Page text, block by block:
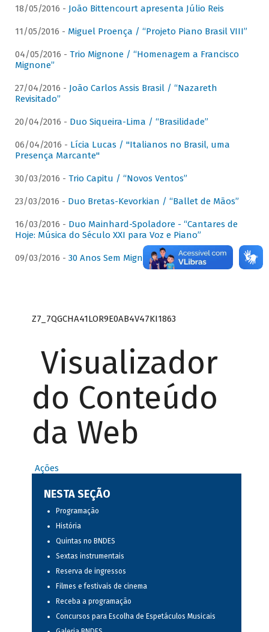
18/05/2016 - João Bittencourt apresenta Júlio Reis
11/05/2016 - Miguel Proença / “Projeto Piano Brasil VIII”
04/05/2016 - Trio Mignone / “Homenagem a Francisco
Mignone”
27/04/2016 - João Carlos Assis Brasil / “Nazareth
Revisitado”
20/04/2016 - Duo Siqueira-Lima / “Brasilidade”
06/04/2016 - Lícia Lucas / "Italianos no Brasil, uma
Presença Marcante"
30/03/2016 - Trio Capitu / “Novos Ventos”
23/03/2016 - Duo Bretas-Kevorkian / “Ballet de Mãos”
16/03/2016 - Duo Mainhard-Spoladore - “Cantares de
Hoje: Música do Século XXI para Voz e Piano”
09/03/2016 - 30 Anos Sem Mignone
Z7_7QGCHA41LOR9E0AB4V47KI1863
Visualizador
do Conteúdo
da Web
Ações
NESTA SEÇÃO
Programação
História
Quintas no BNDES
Sextas instrumentais
Reserva de ingressos
Filmes e festivais de cinema
Receba a programação
Concursos para Escolha de Espetáculos Musicais